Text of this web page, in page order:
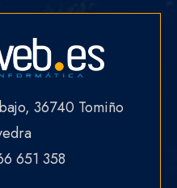
36740 Tomiño
651 358